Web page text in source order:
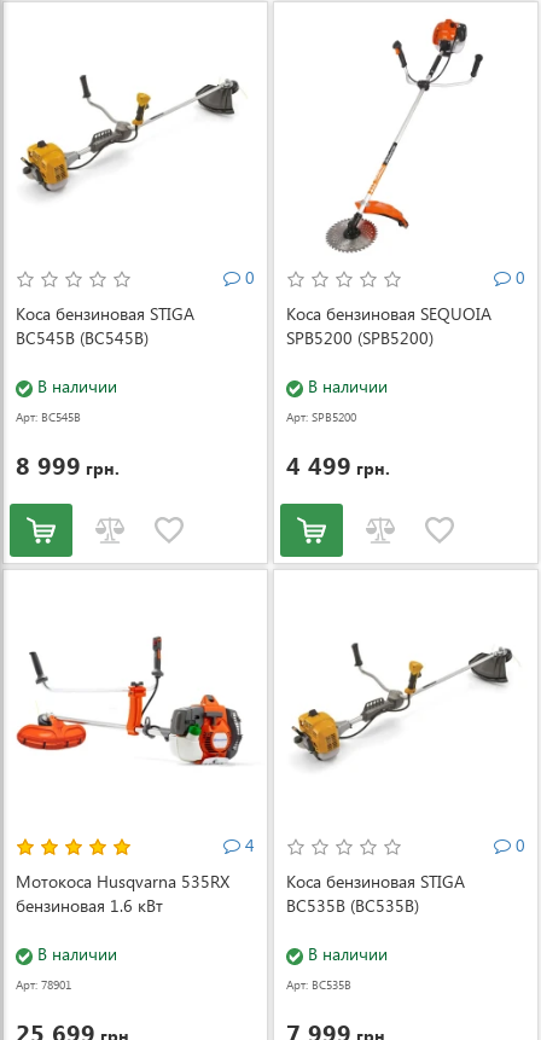
0
Коса бензиновая STIGA
BC545B (BC545B)
В наличии
Арт: BC545B
8 999 грн.
0
Коса бензиновая SEQUOIA
SPB5200 (SPB5200)
В наличии
Арт: SPB5200
4 499 грн.
4
Мотокоса Husqvarna 535RX
бензиновая 1.6 кВт
В наличии
Арт: 78901
25 699
0
Коса бензиновая STIGA
BC535B (BC535B)
В наличии
Арт: BC535B
7 999